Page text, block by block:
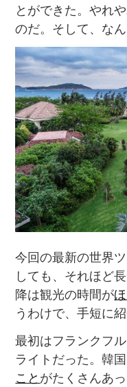
とができた。やれ
のだ。そして、な
今回の最新の世界
しても、それほど
降は観光の時間が
うわけで、手短に
最初はフランクフ
ライトだった。韓
こと がたくさんあ